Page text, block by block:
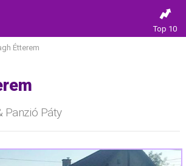
Top 10
Étterem
Panzió Páty